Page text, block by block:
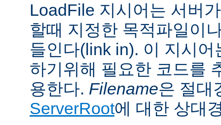
LoadFile 지시어는 서버
할때 지정한 목적파일이
들인다(link in). 이 지시
하기위해 필요한 코드를
용한다. Filename은 절대
ServerRoot에 대한 상대